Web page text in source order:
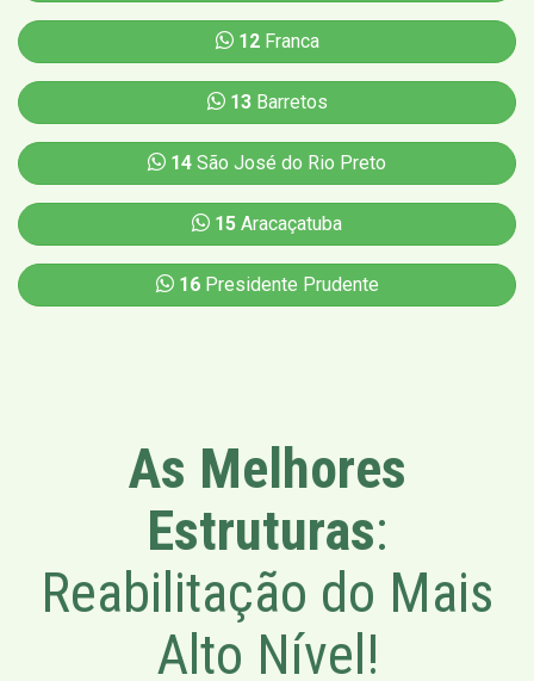
12Franca
13Barretos
14 São José do Rio Preto
15 Aracaçatuba
16Presidente Prudente
As Melhores
Estruturas:
Reabilitação do Mais
Alto Nível!